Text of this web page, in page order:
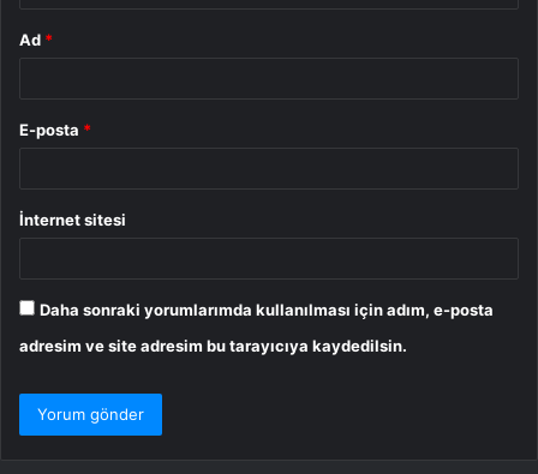
Ad *
E-posta *
İnternet sitesi
Daha sonraki yorumlarımda kullanılması için adım, e-posta
adresim ve site adresim bu tarayıcıya kaydedilsin.